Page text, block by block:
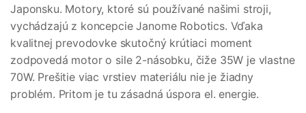
Japonsku. Motory, ktoré sú používané našimi stroji,
vychádzajú z koncepcie Janome Robotics. Vďaka
kvalitnej prevodovke skutočný krútiaci moment
zodpovedá motor o sile 2-násobku, čiže 35W je vlastne
70W. Prešitie viac vrstiev materiálu nie je žiadny
problém. Pritom je tu zásadná úspora el. energie.